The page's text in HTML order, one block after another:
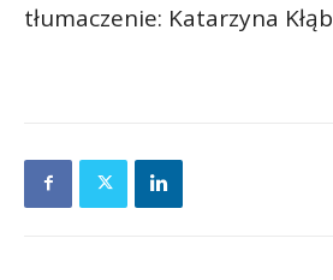
tłumaczenie: Katarzyna Kłąb